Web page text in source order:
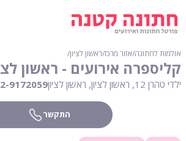
אולמות לחתונה∕אזור מרכז∕ראשון לציון∕
קליספרה אירועים - ראשון
ילדי טהרן 12, ראשון לציון, ראשון לציון 9172059
התקשר